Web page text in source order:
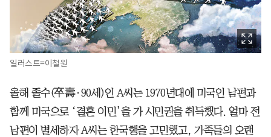
일러스트=이철원
올해 졸수(卒壽·90세)인 A씨는 1970년대에 미국인 남편과
함께 미국으로 ‘결혼 이민’을 가 시민권을 취득했다. 얼마 전
남편이 별세하자 A씨는 한국행을 고민했고, 가족들의 오랜